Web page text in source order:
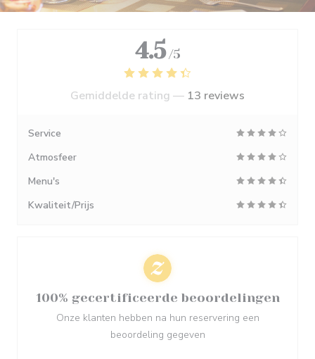
4.5 /5
Gemiddelde rating — 13 reviews
Service
Atmosfeer
Menu's
Kwaliteit/Prijs
100% gecertificeerde beoordelingen
Onze klanten hebben na hun reservering een
beoordeling gegeven